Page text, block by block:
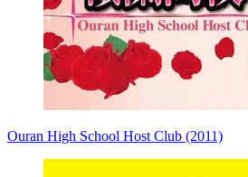
Ouran High School Host Club (2011)